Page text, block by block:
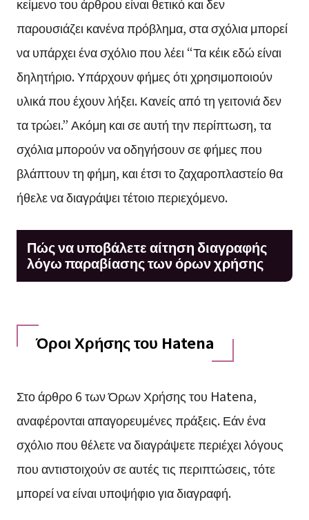
παρουσιάζει κανένα πρόβλημα, στα σχόλια μπορεί
να υπάρχει ένα σχόλιο που λέει “Τα κέικ εδώ είναι
δηλητήριο. Υπάρχουν φήμες ότι χρησιμοποιούν
υλικά που έχουν λήξει. Κανείς από τη γειτονιά δεν
τα τρώει.” Ακόμη και σε αυτή την περίπτωση, τα
σχόλια μπορούν να οδηγήσουν σε φήμες που
βλάπτουν τη φήμη, και έτσι το ζαχαροπλαστείο θα
ήθελε να διαγράψει τέτοιο περιεχόμενο.
Πώς να υποβάλετε αίτηση διαγραφής
λόγω παραβίασης των όρων χρήσης
Όροι Χρήσης του Hatena
Στο άρθρο 6 των Όρων Χρήσης του Hatena,
αναφέρονται απαγορευμένες πράξεις. Εάν ένα
σχόλιο που θέλετε να διαγράψετε περιέχει λόγους
που αντιστοιχούν σε αυτές τις περιπτώσεις, τότε
μπορεί να είναι υποψήφιο για διαγραφή.